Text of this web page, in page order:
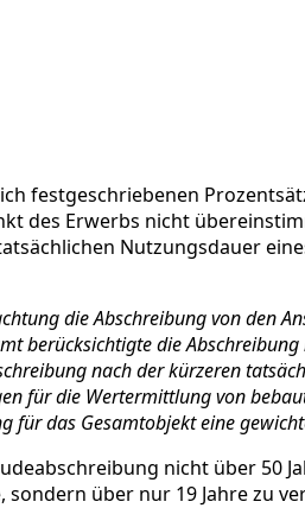
festgeschriebenen
des Erwerbs nicht
Nutzungsdauer
die Abschreibung von den
berücksichtigte die
nach der kürzeren
für die Wertermittlung von
das Gesamtobjekt eine
nicht über 50
über nur 19 Jahre zu